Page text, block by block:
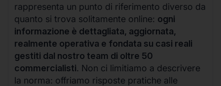
rappresenta un punto di riferimento diverso da
quanto si trova solitamente online: ogni
informazione è dettagliata, aggiornata,
realmente operativa e fondata su casi reali
gestiti dal nostro team di oltre 50
commercialisti. Non ci limitiamo a descrivere
la norma: offriamo risposte pratiche alle